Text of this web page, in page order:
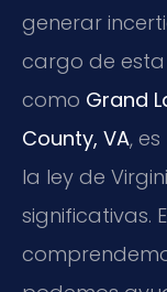
generar
cargo de
como Grand
County, VA,
la ley de
significativas.